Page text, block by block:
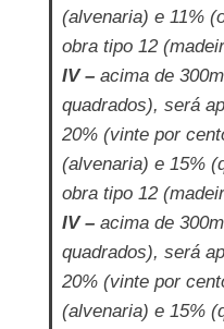
(alvenaria) e 11%
obra tipo 12
IV – acima de
quadrados), será
20% (vinte por
(alvenaria) e 15%
obra tipo 12
IV – acima de
quadrados), será
20% (vinte por
(alvenaria) e 15%